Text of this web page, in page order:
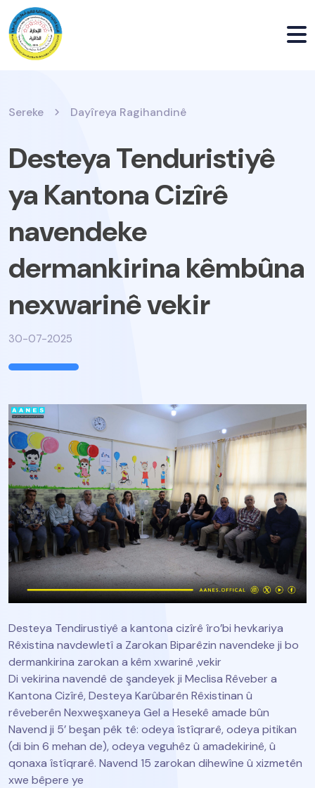
Sereke Dayîreya Ragihandinê
Desteya Tenduristiyê
ya Kantona Cizîrê
navendeke
dermankirina kêmbûna
nexwarinê vekir
30-07-2025
Desteya Tendirustiyê a kantona cizîrê îro’bi hevkariya
Rêxistina navdewletî a Zarokan Biparêzin navendeke ji bo
dermankirina zarokan a kêm xwarinê ,vekir
Di vekirina navendê de şandeyek ji Meclisa Rêveber a
Kantona Cizîrê, Desteya Karûbarên Rêxistinan û
rêveberên Nexweşxaneya Gel a Hesekê amade bûn
Navend ji 5’ beşan pêk tê: odeya îstîqrarê, odeya pitikan
(di bin 6 mehan de), odeya veguhêz û amadekirinê, û
qonaxa îstîqrarê. Navend 15 zarokan dihewîne û xizmetên
xwe bêpere ye